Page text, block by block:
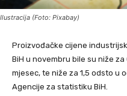
Ilustracija (Foto: Pixabay)
Proizvođačke cijene
BiH u novembru bile su niže
mjesec, te niže za 1,5 odsto u
Agencije za statistiku BiH.